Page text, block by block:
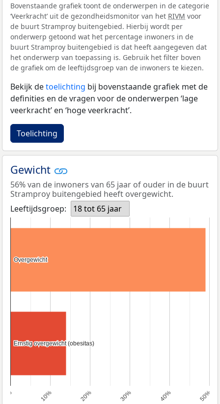
Bovenstaande grafiek toont de onderwerpen in de categorie
‘Veerkracht’ uit de gezondheidsmonitor van het RIVM voor
de buurt Stramproy buitengebied. Hierbij wordt per
onderwerp getoond wat het percentage inwoners in de
buurt Stramproy buitengebied is dat heeft aangegeven dat
het onderwerp van toepassing is. Gebruik het filter boven
de grafiek om de leeftijdsgroep van de inwoners te kiezen.
Bekijk detoelichting bij bovenstaande grafiek met de
definities en de vragen voor de onderwerpen ‘lage
veerkracht’ en ‘hoge veerkracht’.
Toelichting
Gewicht
56% van de inwoners van 65 jaar of ouder in de buurt
Stramproy buitengebied heeft overgewicht.
Leeftijdsgroep:
18 tot 65 jaar
0% 10% 20% 30% 40% 50%
Overgewicht
Overgewicht
Ernstig overgewicht (obesitas)
Ernstig overgewicht (obesitas)